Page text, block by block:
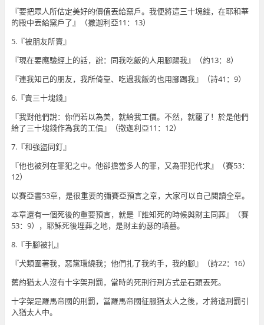
『要把眾人所估定美好的價值丟給窯戶。我便將這三十塊錢，在耶和華
的殿中丟給窯戶了』（撒迦利亞11：13）
5.『被朋友所賣』
『現在要應驗經上的話，說：同我吃飯的人用腳踢我』（約13：8）
『連我知己的朋友，我所倚靠、吃過我飯的也用腳踢我』（詩41：9）
6.『賣三十塊錢』
『我對他們說：你們若以為美，就給我工價。不然，就罷了！於是他們
給了三十塊錢作為我的工價』（撒迦利亞11：12）
7.『和強盜同釘』
『他也被列在罪犯之中。他卻擔當多人的罪，又為罪犯代求』（賽53：
12）
以賽亞書53章，是很重要的彌賽亞預言之章，大家可以自己閱讀全章。
本章還有一個死後的重要預言，就是『誰知死的時候與財主同葬』（賽
53：9），耶穌死後埋葬之地，是財主約瑟的墳墓。
8.『手腳被扎』
『犬類圍著我，惡黨環繞我；他們扎了我的手，我的腳』（詩22：16）
舊約猶太人沒有十字架刑罰，當時的死刑行刑方式是石頭丟死。
十字架是羅馬帝國的刑罰，當羅馬帝國征服猶太人之後，才將這刑罰引
入猶太人中。